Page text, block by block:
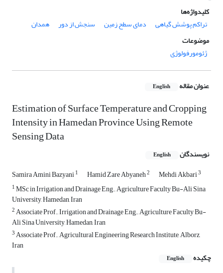
کلیدواژه‌ها
تراکم پوشش گیاهی
دمای سطح زمین سنجش از دور
همدان
موضوعات
ژئومورفولوژی
عنوان مقاله English
Estimation of Surface Temperature and Cropping
Intensity in Hamedan Province Using Remote
Sensing Data
نویسندگان English
Samira Amini Bazyani1 Hamid Zare Abyaneh2 Mehdi Akbari3
1MSc in Irrigation and Drainage Eng., Agriculture Faculty Bu-Ali Sina
University, Hamedan, Iran
2Associate Prof., Irrigation and Drainage Eng., Agriculture Faculty Bu-
Ali Sina University, Hamedan, Iran
3Associate Prof., Agricultural Engineering Research Institute, Alborz,
Iran
چکیده
English